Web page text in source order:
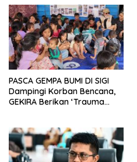
PASCA GEMPA BUMI DI SIGI
Dampingi Korban Bencana,
GEKIRA Berikan ‘Trauma